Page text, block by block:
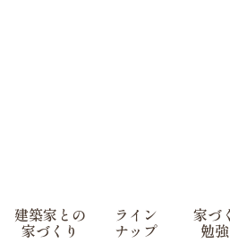
建築家との
家づくり
ライン
ナップ
家づ
勉